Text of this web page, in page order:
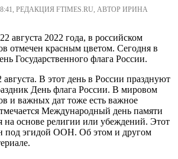
РЕДАКЦИЯ FTIMES.RU, АВТОР ИРИНА
августа 2022 года, в российском
отмечен красным цветом. Сегодня в
Государственного флага России.
В этот день в России празднуют
День флага России. В мировом
и важных дат тоже есть важное
Международный день памяти
на основе религии или убеждений. Этот
под эгидой ООН. Об этом и другом